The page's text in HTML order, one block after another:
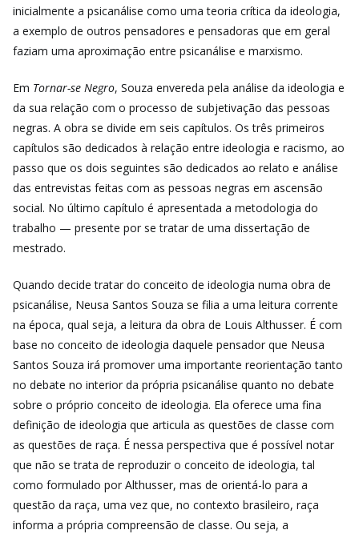
inicialmente a psicanálise como uma teoria crítica da ideologia,
a exemplo de outros pensadores e pensadoras que em geral
faziam uma aproximação entre psicanálise e marxismo.
Em Tornar-se Negro, Souza envereda pela análise da ideologia e
da sua relação com o processo de subjetivação das pessoas
negras. A obra se divide em seis capítulos. Os três primeiros
capítulos são dedicados à relação entre ideologia e racismo, ao
passo que os dois seguintes são dedicados ao relato e análise
das entrevistas feitas com as pessoas negras em ascensão
social. No último capítulo é apresentada a metodologia do
trabalho — presente por se tratar de uma dissertação de
mestrado.
Quando decide tratar do conceito de ideologia numa obra de
psicanálise, Neusa Santos Souza se filia a uma leitura corrente
na época, qual seja, a leitura da obra de Louis Althusser. É com
base no conceito de ideologia daquele pensador que Neusa
Santos Souza irá promover uma importante reorientação tanto
no debate no interior da própria psicanálise quanto no debate
sobre o próprio conceito de ideologia. Ela oferece uma fina
definição de ideologia que articula as questões de classe com
as questões de raça. É nessa perspectiva que é possível notar
que não se trata de reproduzir o conceito de ideologia, tal
como formulado por Althusser, mas de orientá-lo para a
questão da raça, uma vez que, no contexto brasileiro, raça
informa a própria compreensão de classe. Ou seja, a